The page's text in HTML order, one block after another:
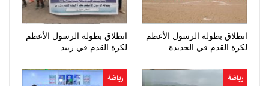
انطلاق بطولة الرسول الأعظم
لكرة القدم في الحديدة
انطلاق بطولة الرسول الأعظم
لكرة القدم في زبيد
رياضة رياضة